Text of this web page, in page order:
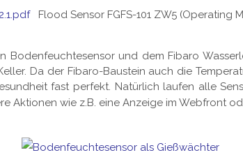
Flood Sensor FGFS-101 ZW5 (Operating
Bodenfeuchtesensor und dem Fibaro
Da der Fibaro-Baustein auch die
fast perfekt. Natürlich laufen alle
Aktionen wie z.B. eine Anzeige im Webfront